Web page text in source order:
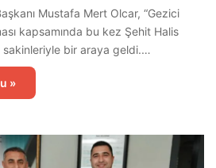
Mustafa Mert Olcar, “Gezici
kapsamında bu kez Şehit Halis
sakinleriyle bir araya geldi.…
»